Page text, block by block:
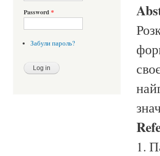
Password *
Забули пароль?
1.